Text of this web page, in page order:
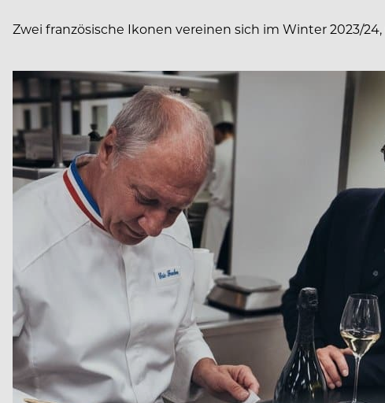
Zwei französische Ikonen vereinen sich im Winter 2023/